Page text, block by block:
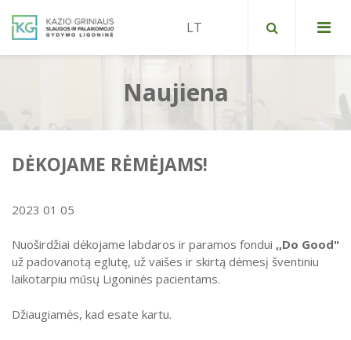
Vičiūnų skyrius
Panemunės skyrius
Mokamos paslaugos
Pacientų registracija
Administracija
Įstaigos vadovo posėdžiai ir pasitarimai
Komisijos ir darbo grupės
Naujiena
DĖKOJAME RĖMĖJAMS!
2023 01 05
Nuoširdžiai dėkojame labdaros ir paramos fondui ,,Do Good"
už padovanotą eglutę, už vaišes ir skirtą dėmesį šventiniu
laikotarpiu mūsų Ligoninės pacientams.
Džiaugiamės, kad esate kartu.